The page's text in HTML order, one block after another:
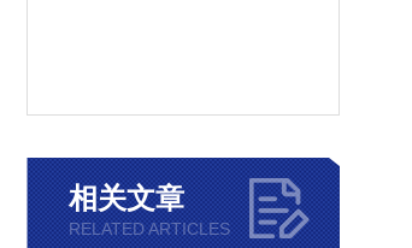
相关文章
RELATED ARTICLES